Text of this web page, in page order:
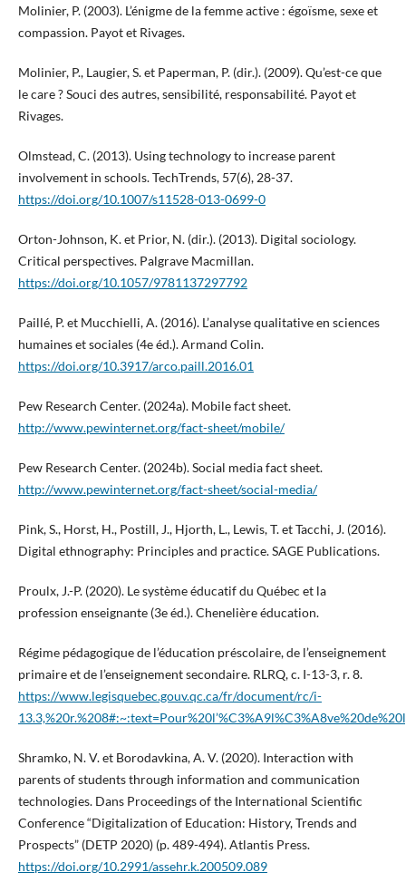
Molinier, P. (2003). L’énigme de la femme active : égoïsme, sexe et
compassion. Payot et Rivages.
Molinier, P., Laugier, S. et Paperman, P. (dir.). (2009). Qu’est-ce que
le care ? Souci des autres, sensibilité, responsabilité. Payot et
Rivages.
Olmstead, C. (2013). Using technology to increase parent
involvement in schools. TechTrends, 57(6), 28-37.
https://doi.org/10.1007/s11528-013-0699-0
Orton-Johnson, K. et Prior, N. (dir.). (2013). Digital sociology.
Critical perspectives. Palgrave Macmillan.
https://doi.org/10.1057/9781137297792
Paillé, P. et Mucchielli, A. (2016). L’analyse qualitative en sciences
humaines et sociales (4e éd.). Armand Colin.
https://doi.org/10.3917/arco.paill.2016.01
Pew Research Center. (2024a). Mobile fact sheet.
http://www.pewinternet.org/fact-sheet/mobile/
Pew Research Center. (2024b). Social media fact sheet.
http://www.pewinternet.org/fact-sheet/social-media/
Pink, S., Horst, H., Postill, J., Hjorth, L., Lewis, T. et Tacchi, J. (2016).
Digital ethnography: Principles and practice. SAGE Publications.
Proulx, J.-P. (2020). Le système éducatif du Québec et la
profession enseignante (3e éd.). Chenelière éducation.
Régime pédagogique de l’éducation préscolaire, de l’enseignement
primaire et de l’enseignement secondaire. RLRQ, c. I-13-3, r. 8.
https://www.legisquebec.gouv.qc.ca/fr/document/rc/i-
Shramko, N. V. et Borodavkina, A. V. (2020). Interaction with
parents of students through information and communication
technologies. Dans Proceedings of the International Scientific
Conference “Digitalization of Education: History, Trends and
Prospects” (DETP 2020) (p. 489-494). Atlantis Press.
https://doi.org/10.2991/assehr.k.200509.089